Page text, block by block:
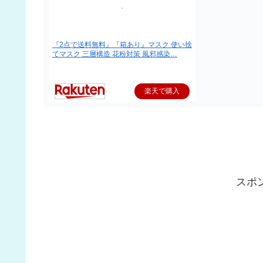
『2点で送料無料』『箱あり』マスク 使い捨
てマスク 三層構造 花粉対策 風邪感染…
楽天で購入
スポ